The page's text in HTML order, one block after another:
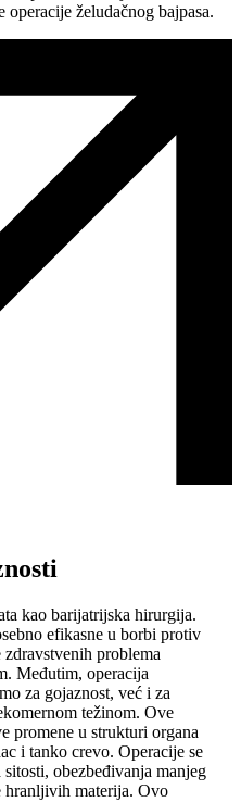
želudačnog bajpasa.
kao barijatrijska hirurgija.
efikasne u borbi protiv
problema
Međutim, operacija
za gojaznost, već i za
težinom. Ove
promene u strukturi organa
i tanko crevo. Operacije se
obezbeđivanja manjeg
hranljivih materija. Ovo